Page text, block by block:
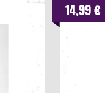
14,99 €